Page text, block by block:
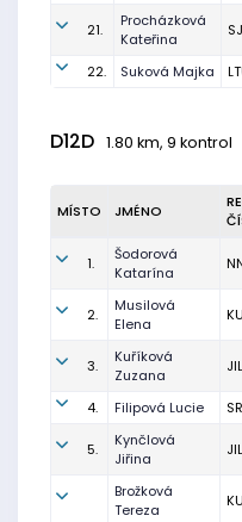
21.
Procházková
Kateřina
22. Suková Majka
D12D 1.80 km, 9 kontrol
MÍSTO JMÉNO
1.
Šodorová
Katarína
2.
Musilová
Elena
3.
Kuříková
Zuzana
4. Filipová Lucie
5.
Kynčlová
Jiřina
Brožková
Tereza